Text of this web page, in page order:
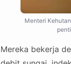
Menteri
Mereka bekerja